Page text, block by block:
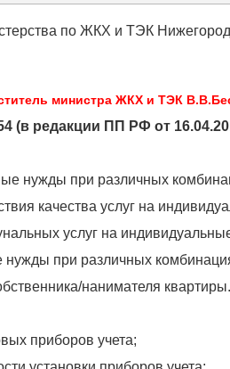
по ЖКХ и ТЭК
министра ЖКХ и ТЭК
(в редакции ПП РФ от
нужды при различных
качества услуг на
услуг на
при различных
нанимателя квартиры.
приборов учета;